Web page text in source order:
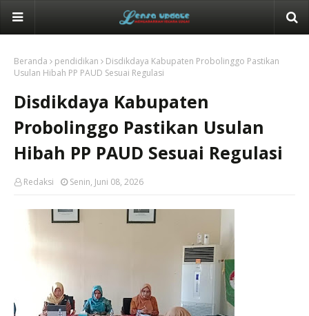
Beranda pendidikan
Disdikdaya Kabupaten Probolinggo Pastikan
Usulan Hibah PP PAUD Sesuai Regulasi
Disdikdaya Kabupaten
Probolinggo Pastikan Usulan
Hibah PP PAUD Sesuai Regulasi
Redaksi Senin, Juni 08, 2026